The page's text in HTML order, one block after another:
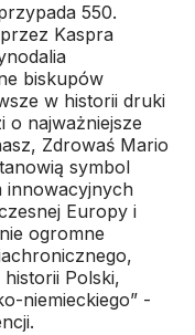
550.
Kaspra
biskupów
w historii druki
o najważniejsze
Zdrowaś Mario
symbol
innowacyjnych
Europy i
ogromne
Polski,
niemieckiego” -